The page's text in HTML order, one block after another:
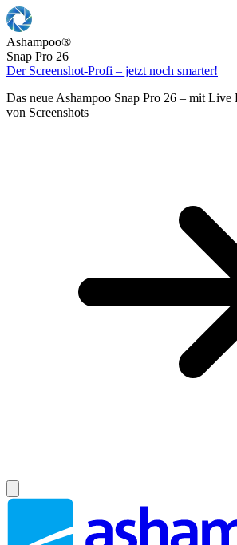
Ashampoo®
Snap Pro 26
Der Screenshot-Profi – jetzt noch smarter!
Das neue Ashampoo Snap Pro 26 – mit
von Screenshots